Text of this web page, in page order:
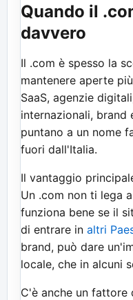
Quando il
davvero
Il .com è spesso la
mantenere aperte
SaaS, agenzie
internazionali,
puntano a un nome
fuori dall'Italia.
Il vantaggio
Un .com non ti lega
funziona bene se il
di entrare in altri
brand, può dare
locale, che in alcuni
C'è anche un fattore